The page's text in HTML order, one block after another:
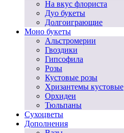
На вкус флориста
Дуо букеты
Долгоиграющие
Моно букеты
Альстромерии
Гвоздики
Гипсофила
Розы
Кустовые розы
Хризантемы кустовые
Орхидеи
Тюльпаны
Сухоцветы
Дополнения